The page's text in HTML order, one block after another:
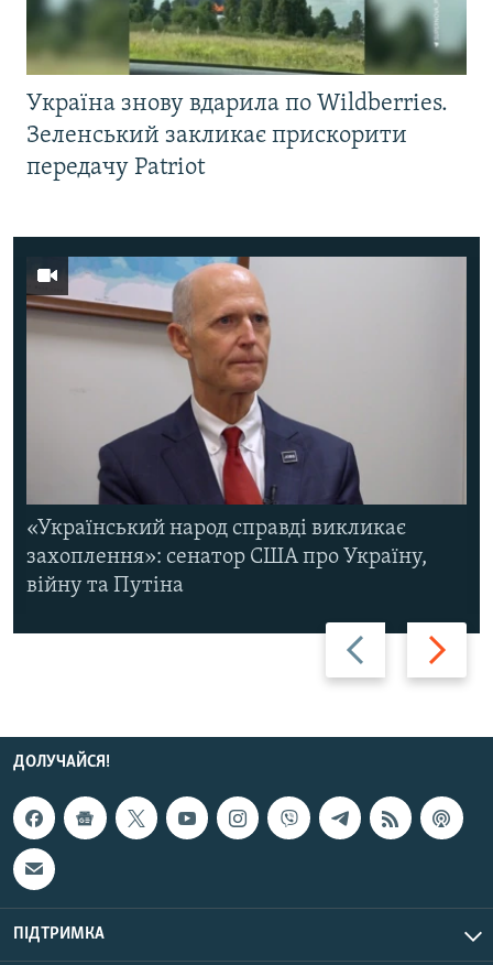
Україна знову вдарила по Wildberries.
Зеленський закликає прискорити
передачу Patriot
Назад Вперед
«Український народ справді викликає
захоплення»: сенатор США про Україну,
війну та Путіна
ДОЛУЧАЙСЯ!
ПІДТРИМКА